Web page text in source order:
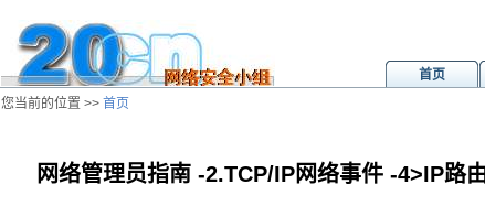
首页
您当前的位置 >> 首页
网络管理员指南 -2.TCP/IP网络事件 -4>IP路